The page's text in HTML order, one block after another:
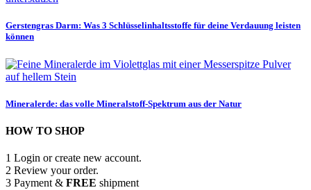
Gerstengras Darm: Was 3 Schlüsselinhaltsstoffe für deine Verdauung leisten
können
Mineralerde: das volle Mineralstoff-Spektrum aus der Natur
HOW TO SHOP
1 Login or create new account.
2 Review your order.
3 Payment & FREE shipment